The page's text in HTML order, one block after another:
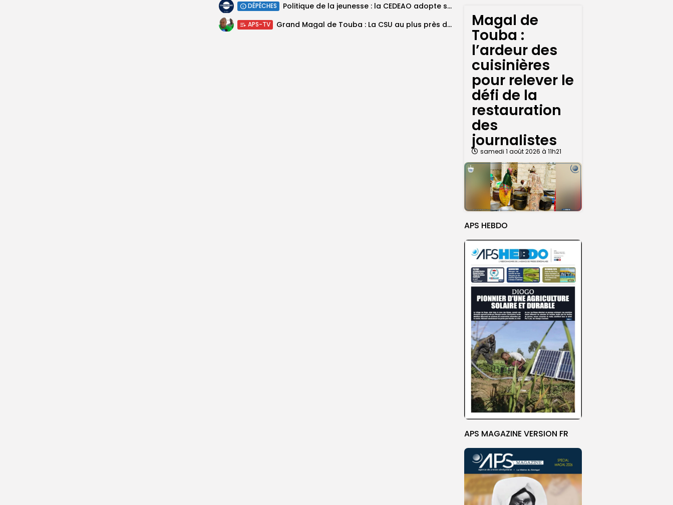
Magal de
Touba :
l’ardeur des
cuisinières
pour relever le
défi de la
restauration
des
journalistes
samedi 1 août 2026 à 11h21
APS HEBDO
APS MAGAZINE VERSION FR
DÉPÊCHES Politique de la jeunesse : la CEDEAO adopte son plan d’actions stratégiques...
APS-TV Grand Magal de Touba : La CSU au plus près des pèlerins